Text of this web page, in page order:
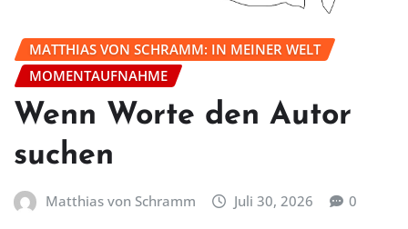
MATTHIAS VON SCHRAMM: IN MEINER WELT
MOMENTAUFNAHME
Wenn Worte den Autor
suchen
Matthias von Schramm Juli 30, 2026 0